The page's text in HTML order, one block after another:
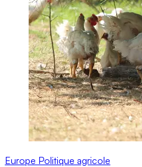
Europe Politique agricole